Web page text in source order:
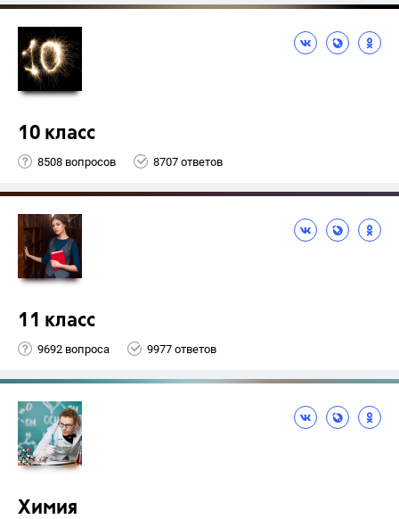
10 класс
8508 вопросов 8707 ответов
11 класс
9692 вопроса 9977 ответов
Химия